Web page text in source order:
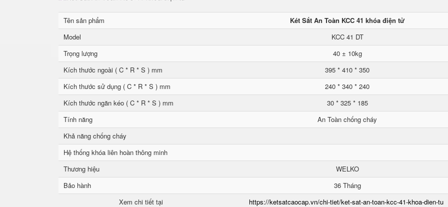
Tên sản phẩm
Két Sắt An Toàn KCC 41 khóa điện tử
Model
KCC 41 DT
Trọng lượng
40 ± 10kg
Kích thước ngoài ( C * R * S ) mm
395 * 410 * 350
Kích thước sử dụng ( C * R * S ) mm
240 * 340 * 240
Kích thước ngăn kéo ( C * R * S ) mm
30 * 325 * 185
Tính năng
An Toàn chống cháy
Khả năng chống cháy
Hệ thống khóa liên hoàn thông minh
Thương hiệu
WELKO
Bảo hành
36 Tháng
Xem chi tiết tại
https://ketsatcaocap.vn/chi-tiet/ket-sat-an-toan-kcc-41-khoa-dien-tu